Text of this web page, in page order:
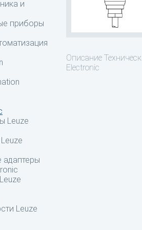
и
приборы
Leuze
адаптеры
Leuze
Описание
Electronic